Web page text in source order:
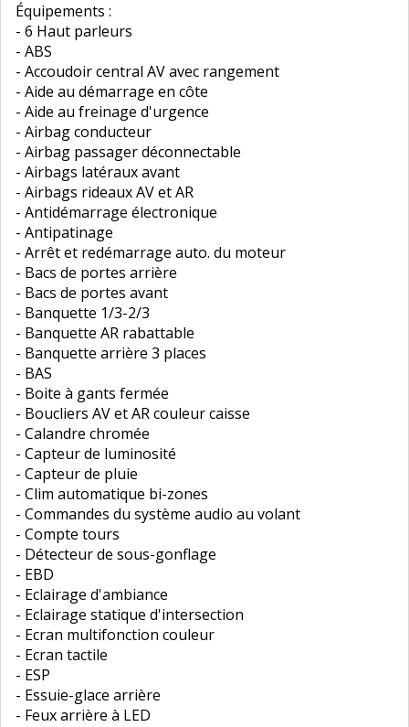
Équipements :
- 6 Haut parleurs
- ABS
- Accoudoir central AV avec rangement
- Aide au démarrage en côte
- Aide au freinage d'urgence
- Airbag conducteur
- Airbag passager déconnectable
- Airbags latéraux avant
- Airbags rideaux AV et AR
- Antidémarrage électronique
- Antipatinage
- Arrêt et redémarrage auto. du moteur
- Bacs de portes arrière
- Bacs de portes avant
- Banquette 1/3-2/3
- Banquette AR rabattable
- Banquette arrière 3 places
- BAS
- Boite à gants fermée
- Boucliers AV et AR couleur caisse
- Calandre chromée
- Capteur de luminosité
- Capteur de pluie
- Clim automatique bi-zones
- Commandes du système audio au volant
- Compte tours
- Détecteur de sous-gonflage
- EBD
- Eclairage d'ambiance
- Eclairage statique d'intersection
- Ecran multifonction couleur
- Ecran tactile
- ESP
- Essuie-glace arrière
- Feux arrière à LED